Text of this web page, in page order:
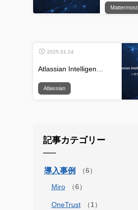
Mattermost
2025.01.24
Atlassian Intelligen…
Atlassian
記事カテゴリー
導入事例
Miro
OneTrust